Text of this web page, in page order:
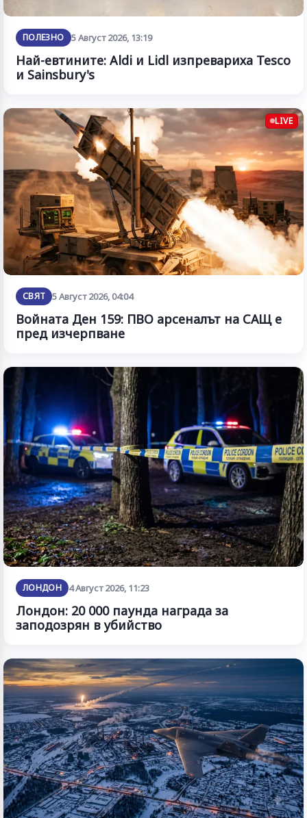
ПОЛЕЗНО 5 Август 2026, 13:19
Най-евтините: Aldi и Lidl изпревариха Tesco
и Sainsbury's
LIVE
СВЯТ 5 Август 2026, 04:04
Войната Ден 159: ПВО арсеналът на САЩ е
пред изчерпване
ЛОНДОН 4 Август 2026, 11:23
Лондон: 20 000 паунда награда за
заподозрян в убийство